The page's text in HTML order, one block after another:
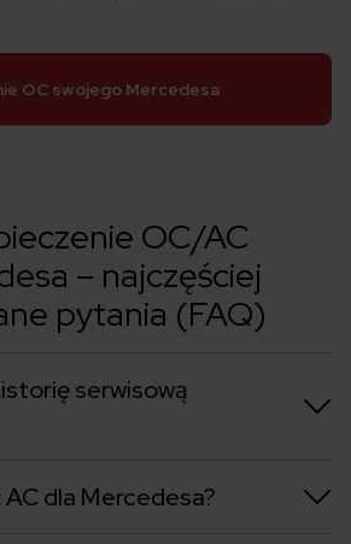
OC swojego Mercedesa
OC/AC
– najczęściej
pytania (FAQ)
serwisową
dla Mercedesa?